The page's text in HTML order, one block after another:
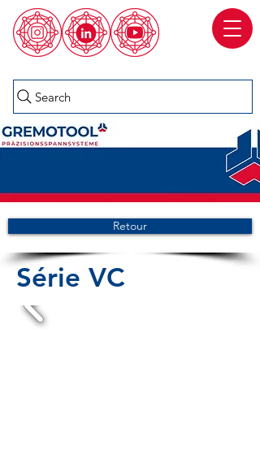
Search
Retour
Série VC